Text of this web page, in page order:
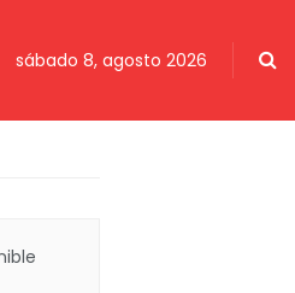
sábado 8, agosto 2026